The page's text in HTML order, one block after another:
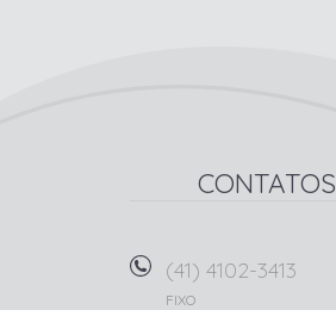
CONTATOS
(41) 4102-3413
FIXO